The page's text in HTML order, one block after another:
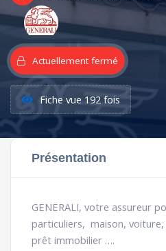
Actuellement fermé
Fiche vue 192 fois
Présentation
GENERALI, votre assureur
particuliers, maison, voiture,
prêt immobilier ….